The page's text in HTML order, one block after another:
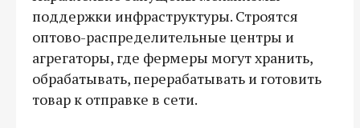
поддержки инфраструктуры. Строятся
оптово-распределительные центры и
агрегаторы, где фермеры могут хранить,
обрабатывать, перерабатывать и готовить
товар к отправке в сети.